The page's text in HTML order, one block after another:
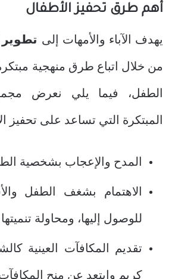
أهم طرق تحفيز الأطفال
يهدف الآباء والأمهات إلى
من خلال اتباع طرق منهجية
الطفل، فيما يلي نعرض
المبتكرة التي تساعد على تحفيز
المدح والإعجاب بشخصية
الاهتمام بشغف الطفل
للوصول إليها، ومحاولة
تقديم المكافآت العينية
كريم وابتعد عن منح المكافآت